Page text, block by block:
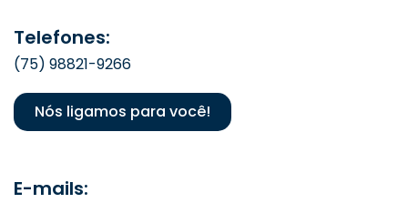
Telefones:
(75) 98821-9266
Nós ligamos para você!
E-mails: